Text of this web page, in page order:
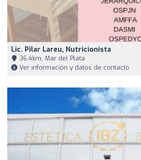
Lic. Pilar Lareu, Nutricionista
36,4km, Mar del Plata
Ver información y datos de contacto